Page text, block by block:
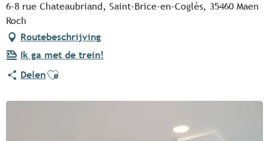
6-8 rue Chateaubriand, Saint-Brice-en-Coglès, 35460 Maen
Roch
Routebeschrijving
Ik ga met de trein!
DelenAjouter aux favoris